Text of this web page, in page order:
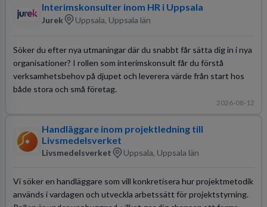
Interimskonsulter inom HR i Uppsala
Jurek Uppsala, Uppsala län
Söker du efter nya utmaningar där du snabbt får sätta dig in i nya
organisationer? I rollen som interimskonsult får du förstå
verksamhetsbehov på djupet och leverera värde från start hos
både stora och små företag.
2026-08-12
Handläggare inom projektledning till
Livsmedelsverket
Livsmedelsverket Uppsala, Uppsala län
Vi söker en handläggare som vill konkretisera hur projektmetodik
används i vardagen och utveckla arbetssätt för projektstyrning.